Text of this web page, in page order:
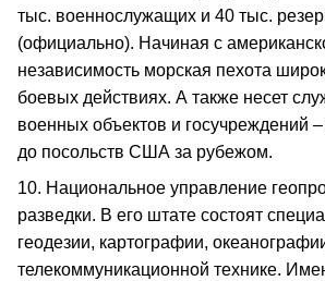
тыс. военнослужащих и 40 тыс.
(официально). Начиная с
независимость морская пехота
боевых действиях. А также несет
военных объектов и госучреждений
до посольств США за рубежом.
10. Национальное управление
разведки. В его штате состоят
геодезии, картографии,
телекоммуникационной технике.